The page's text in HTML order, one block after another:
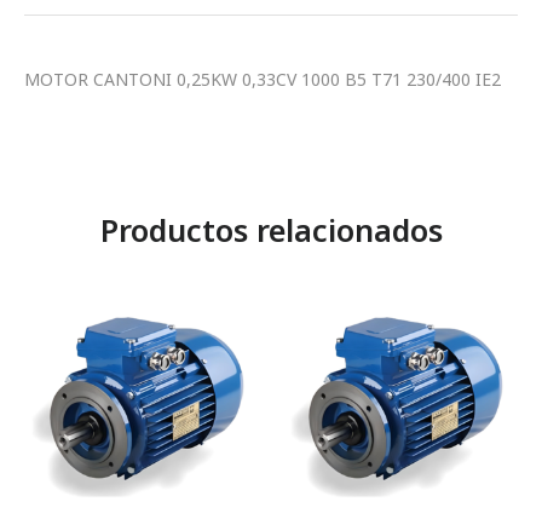
MOTOR CANTONI 0,25KW 0,33CV 1000 B5 T71 230/400 IE2
Productos relacionados